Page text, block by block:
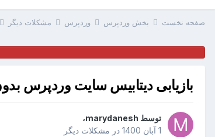
صفحه نخست بخش وردپرس وردپرس مشکلات دیگر
بازیابی دیتابیس سایت وردپرس
توسط marydanesh،
1 آبان 1400
در مشکلات دیگر